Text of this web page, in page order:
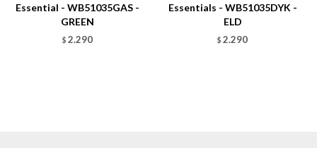
Essential - WB51035GAS -
GREEN
$ 2.290
Essentials - WB51035DYK -
ELD
$ 2.290